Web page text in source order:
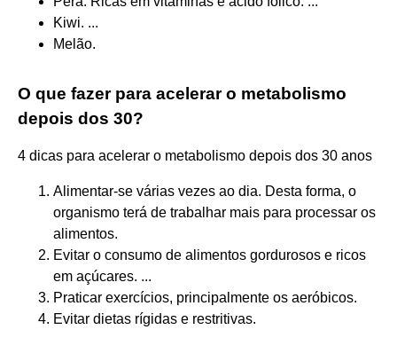
Kiwi. ...
Melão.
O que fazer para acelerar o metabolismo
depois dos 30?
4 dicas para acelerar o metabolismo depois dos 30 anos
Alimentar-se várias vezes ao dia. Desta forma, o
organismo terá de trabalhar mais para processar os
alimentos.
Evitar o consumo de alimentos gordurosos e ricos
em açúcares. ...
Praticar exercícios, principalmente os aeróbicos.
Evitar dietas rígidas e restritivas.